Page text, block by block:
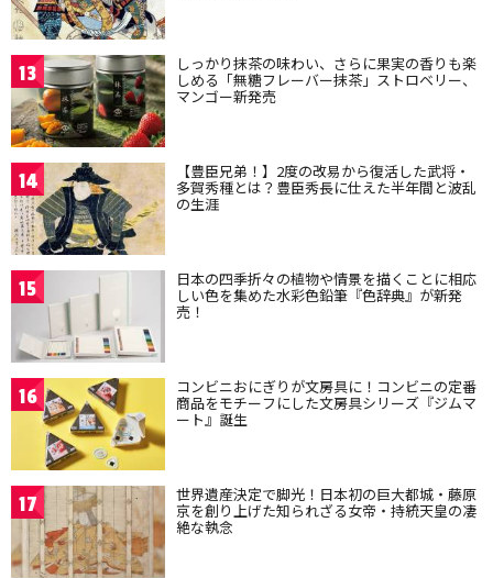
13 しっかり抹茶の味わい、さらに果実の香りも楽
しめる「無糖フレーバー抹茶」ストロベリー、
マンゴー新発売
14 【豊臣兄弟！】2度の改易から復活した武将・
多賀秀種とは？豊臣秀長に仕えた半年間と波乱
の生涯
15 日本の四季折々の植物や情景を描くことに相応
しい色を集めた水彩色鉛筆『色辞典』が新発
売！
16 コンビニおにぎりが文房具に！コンビニの定番
商品をモチーフにした文房具シリーズ『ジムマ
ート』誕生
17 世界遺産決定で脚光！日本初の巨大都城・藤原
京を創り上げた知られざる女帝・持統天皇の凄
絶な執念